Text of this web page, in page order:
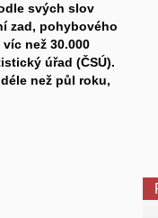
svých slov
zad, pohybového
než 30.000
úřad (ČSÚ).
než půl roku,